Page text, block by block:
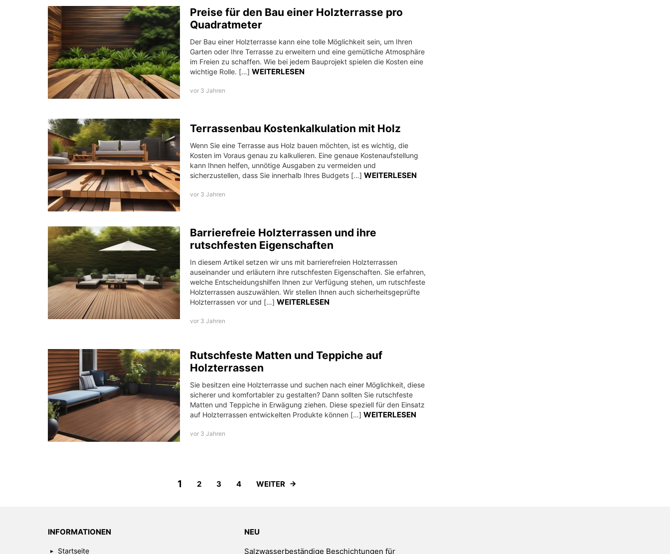
Preise für den Bau einer Holzterrasse pro
Quadratmeter
Der Bau einer Holzterrasse kann eine tolle Möglichkeit sein, um Ihren
Garten oder Ihre Terrasse zu erweitern und eine gemütliche Atmosphäre
im Freien zu schaffen. Wie bei jedem Bauprojekt spielen die Kosten eine
wichtige Rolle. […] WEITERLESEN
vor 3 Jahren
Terrassenbau Kostenkalkulation mit Holz
Wenn Sie eine Terrasse aus Holz bauen möchten, ist es wichtig, die
Kosten im Voraus genau zu kalkulieren. Eine genaue Kostenaufstellung
kann Ihnen helfen, unnötige Ausgaben zu vermeiden und
sicherzustellen, dass Sie innerhalb Ihres Budgets […] WEITERLESEN
vor 3 Jahren
Barrierefreie Holzterrassen und ihre
rutschfesten Eigenschaften
In diesem Artikel setzen wir uns mit barrierefreien Holzterrassen
auseinander und erläutern ihre rutschfesten Eigenschaften. Sie erfahren,
welche Entscheidungshilfen Ihnen zur Verfügung stehen, um rutschfeste
Holzterrassen auszuwählen. Wir stellen Ihnen auch sicherheitsgeprüfte
Holzterrassen vor und […] WEITERLESEN
vor 3 Jahren
Rutschfeste Matten und Teppiche auf
Holzterrassen
Sie besitzen eine Holzterrasse und suchen nach einer Möglichkeit, diese
sicherer und komfortabler zu gestalten? Dann sollten Sie rutschfeste
Matten und Teppiche in Erwägung ziehen. Diese speziell für den Einsatz
auf Holzterrassen entwickelten Produkte können […] WEITERLESEN
vor 3 Jahren
1 2 3 4 WEITER
INFORMATIONEN
Startseite
NEU
Salzwasserbeständige Beschichtungen für